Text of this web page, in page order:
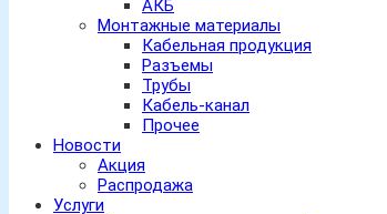
АКБ
Монтажные материалы
Кабельная продукция
Разъемы
Трубы
Кабель-канал
Прочее
Новости
Акция
Распродажа
Услуги